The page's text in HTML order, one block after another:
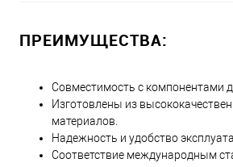
ПРЕИМУЩЕСТВА:
Совместимость с компонентами
Изготовлены из
материалов.
Надежность и удобство
Соответствие международным